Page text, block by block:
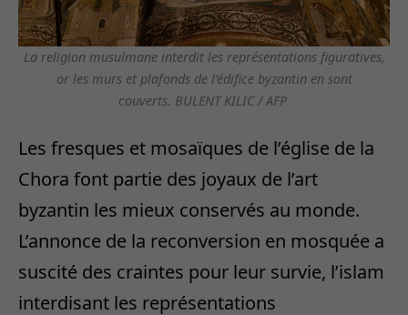
La religion musulmane interdit les représentations figuratives,
or les murs et plafonds de l’édifice byzantin en sont
couverts. BULENT KILIC / AFP
Les fresques et mosaïques de l’église de la
Chora font partie des joyaux de l’art
byzantin les mieux conservés au monde.
L’annonce de la reconversion en mosquée a
suscité des craintes pour leur survie, l’islam
interdisant les représentations